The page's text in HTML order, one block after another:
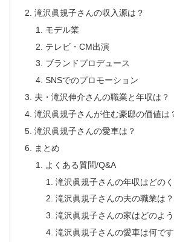
滝沢眞規子さんの収入源は？
モデル業
テレビ・CM出演
ブランドプロデュース
SNSでのプロモーション
夫・滝沢伸介さんの職業と年収は？
滝沢眞規子さんが住む豪邸の価値は
滝沢眞規子さんの愛車は？
まとめ
よくある質問/Q&A
滝沢眞規子さんの年収はどの
滝沢眞規子さんの夫の職業は？
滝沢眞規子さんの家はどのよ
滝沢眞規子さんの愛車は何で